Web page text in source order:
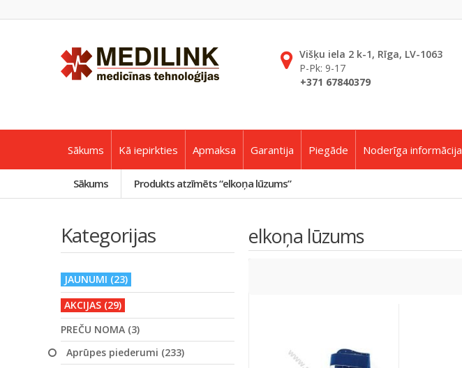
Višķu iela 2 k-1, Rīga, LV-1063
P-Pk: 9-17
+371 67840379
Sākums Kā iepirkties Apmaksa Garantija Piegāde Noderīga informācija
Sākums Produkts atzīmēts “elkoņa lūzums”
Kategorijas
JAUNUMI (23)
AKCIJAS (29)
PREČU NOMA (3)
Aprūpes piederumi (233)
elkoņa lūzums